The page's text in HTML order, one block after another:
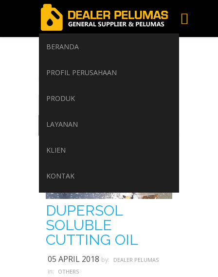
BERANDA
PROFIL PERUSAHAAN
PRODUK
LAYANAN
KLIEN
KONTAK
DUPERSOL
SOLUBLE
CUTTING OIL
05 APRIL 2018 by: DEALER PELUMAS
in: OTHERS